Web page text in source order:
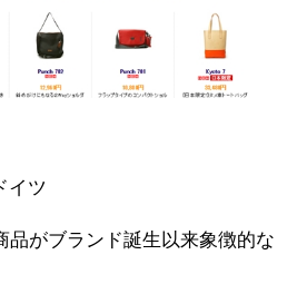
ツ
品がブランド誕生以来象徴的な